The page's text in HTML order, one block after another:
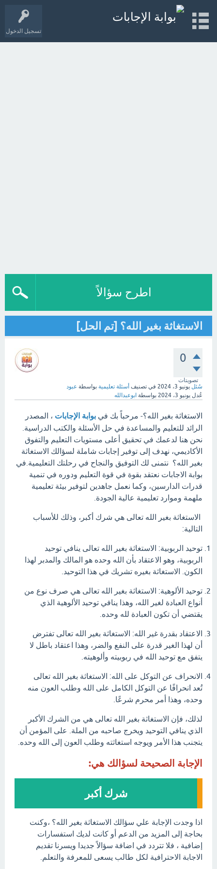
تسجيل الدخول
اطرح سؤالاً
الاستغاثة بغير الله؟ [تم الحل]
0
تصويتات
سُئل يونيو 3، 2024 في تصنيف أسئلة تعليمية بواسطة عبود
عُدل يونيو 3، 2024 بواسطة ابوعبدالله
الاستغاثة بغير الله؟- مرحباً بك في بوابة الإجابات ، المصدر
الرائد للتعليم والمساعدة في حل الأسئلة والكتب الدراسية.
نحن هنا لدعمك في تحقيق أعلى مستويات التعليم والتفوق
الأكاديمي، نهدف إلى توفير إجابات شاملة لسؤالك الاستغاثة
بغير الله؟ نتمنى لك التوفيق والنجاح في رحلتك التعليمية.في
بوابة الاجابات نعتقد بقوة في قوة التعليم ودوره في تنمية
قدرات الدارسين، وكما نعمل جاهدين لتوفير بيئة تعليمية
ملهمة وموارد تعليمية عالية الجودة.
الاستغاثة بغير الله تعالى هي شرك أكبر، وذلك للأسباب
التالية:
توحيد الربوبية: الاستغاثة بغير الله تعالى ينافي توحيد
الربوبية، وهو الاعتقاد بأن الله وحده هو المالك والمدبر لهذا
الكون. الاستغاثة بغيره تشريك في هذا التوحيد.
توحيد الألوهية: الاستغاثة بغير الله تعالى هي صرف نوع من
أنواع العبادة لغير الله، وهذا ينافي توحيد الألوهية الذي
يقتضي أن تكون العبادة لله وحده.
الاعتقاد بقدرة غير الله: الاستغاثة بغير الله تعالى تفترض
أن لهذا الغير قدرة على النفع والضر، وهذا اعتقاد باطل لا
يتفق مع توحيد الله في ربوبيته وألوهيته.
الانحراف عن التوكل على الله: الاستغاثة بغير الله تعالى
تُعد انحرافًا عن التوكل الكامل على الله وطلب العون منه
وحده، وهذا أمر محرم شرعًا.
لذلك، فإن الاستغاثة بغير الله تعالى هي من الشرك الأكبر
الذي ينافي التوحيد ويخرج صاحبه من الملة. على المؤمن أن
يتجنب هذا الأمر ويوجه استغاثته وطلب العون إلى الله وحده.
الإجابة الصحيحة لسؤالك هي:
شرك أكبر
اذا وجدت الإجابة علي سؤالك الاستغاثة بغير الله؟ ،وكنت
بحاجة إلى المزيد من الدعم أو كانت لديك استفسارات
إضافية ، فلا تتردد في اضافة سؤالاً جديدا ويسرنا تقديم
الاجابة الاحترافية لكل طالب يسعى للمعرفة والتعلم.